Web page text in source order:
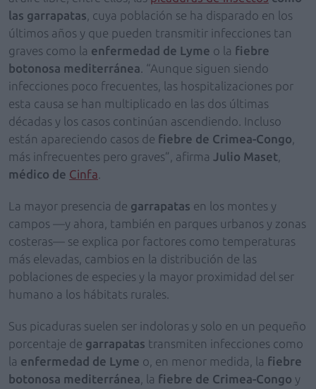
las garrapatas , cuya población se ha disparado en los
últimos años y que pueden transmitir infecciones tan
graves como la enfermedad de Lyme o la fiebre
botonosa mediterránea . “Aunque siguen siendo
infecciones poco frecuentes, las hospitalizaciones por
esta causa se han multiplicado en las dos últimas
décadas y los casos continúan ascendiendo. Incluso
están apareciendo casos de fiebre de Crimea-Congo
más infrecuentes pero graves”, afirma Julio Maset
médico de Cinfa
La mayor presencia de garrapatas en los montes y
campos —y ahora, también en parques urbanos y zonas
costeras— se explica por factores como temperaturas
más elevadas, cambios en la distribución de las
poblaciones de especies y la mayor proximidad del ser
humano a los hábitats rurales.
Sus picaduras suelen ser indoloras y solo en un pequeño
porcentaje de garrapatas transmiten infecciones como
la enfermedad de Lyme o, en menor medida, la fiebre
botonosa mediterránea , la fiebre de Crimea-Congo y